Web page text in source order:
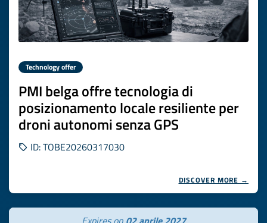
Technology offer
PMI belga offre tecnologia di
posizionamento locale resiliente per
droni autonomi senza GPS
ID: TOBE20260317030
DISCOVER MORE →